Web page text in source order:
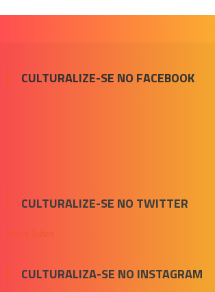
CULTURALIZE-SE NO FACEBOOK
CULTURALIZE-SE NO TWITTER
Meus Tuítes
CULTURALIZA-SE NO INSTAGRAM